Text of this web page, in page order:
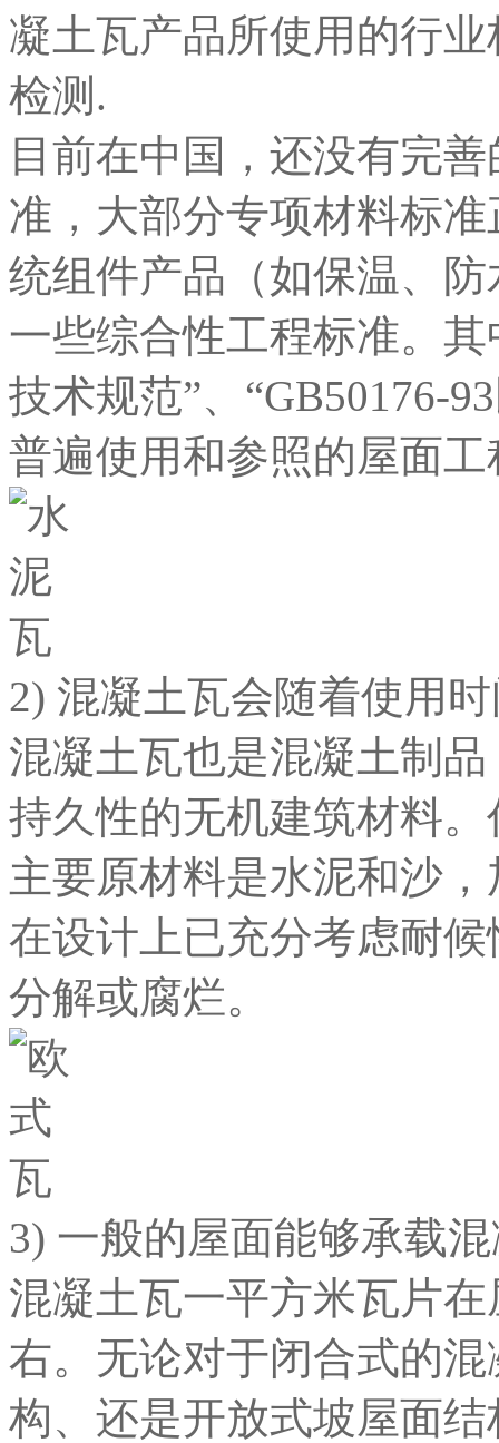
凝土瓦产品所使用的行
检测.
目前在中国，还没有完
准，大部分专项材料标
统组件产品（如保温、
一些综合性工程标准。其
技术规范”、“GB50176-
普遍使用和参照的屋面
2) 混凝土瓦会随着使用
混凝土瓦也是混凝土制
持久性的无机建筑材料
主要原材料是水泥和沙
在设计上已充分考虑耐
分解或腐烂。
3) 一般的屋面能够承载
混凝土瓦一平方米瓦片
右。无论对于闭合式的
构、还是开放式坡屋面